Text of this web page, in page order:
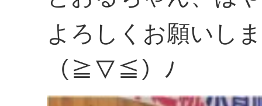
よろしくお願いし
（≧▽≦）ﾉ